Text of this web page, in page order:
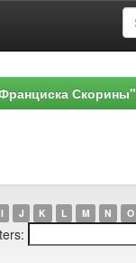
Скорины"
I J K L M N O